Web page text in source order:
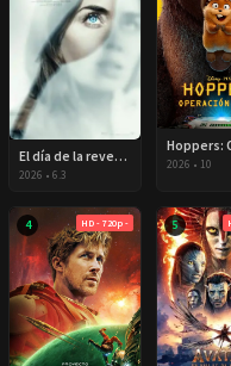
El día de la revelación 2026 HD 720P Latino
2026 • 6.3
2026 • 10
4 HD - 720p - 5